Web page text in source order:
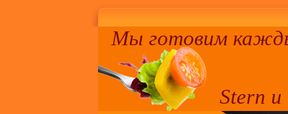
Мы готовим
Stern и